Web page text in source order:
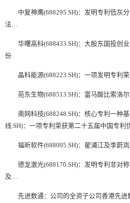
中复神鹰(688295.SH)：发明专利低灰分
法…
华曙高科(688433.SH)：大股东国投创业
份
晶科能源(688223.SH)：一项发明专利荣
苑东生物(688513.SH)：富马酸比索洛尔
南网科技(688248.SH)：核心专利一种基
线.SH)：一项专利荣获第二十五届中国专利
福昕软件(688095.SH)：翟浦江及李蔚岚
德龙激光(688170.SH)：发明专利非对称
及…
先进数通：公司的全资子公司香港先进